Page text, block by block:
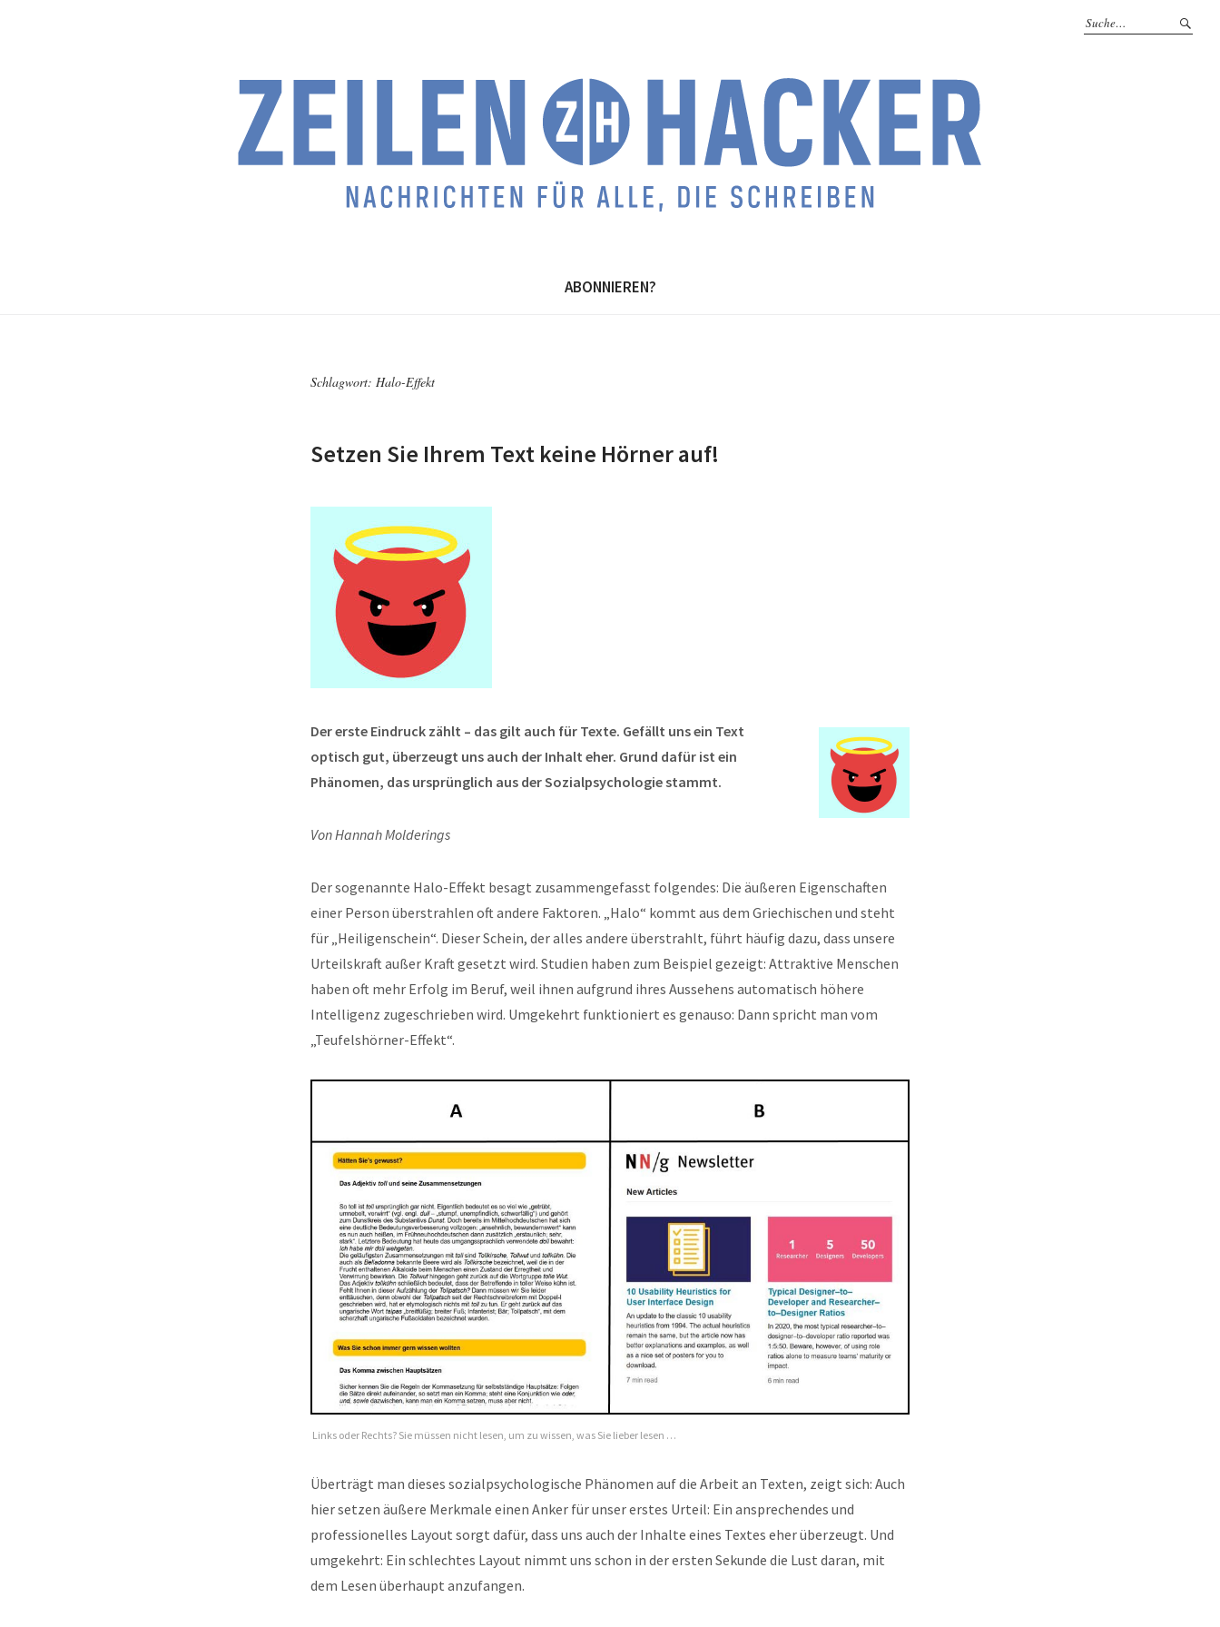
ABONNIEREN?
Schlagwort: Halo-Effekt
Setzen Sie Ihrem Text keine Hörner auf!
Der erste Eindruck zählt – das gilt auch für Texte. Gefällt uns ein Text
optisch gut, überzeugt uns auch der Inhalt eher. Grund dafür ist ein
Phänomen, das ursprünglich aus der Sozialpsychologie stammt.
Von Hannah Molderings
Der sogenannte Halo-Effekt besagt zusammengefasst folgendes: Die äußeren Eigenschaften
einer Person überstrahlen oft andere Faktoren. „Halo“ kommt aus dem Griechischen und steht
für „Heiligenschein“. Dieser Schein, der alles andere überstrahlt, führt häufig dazu, dass unsere
Urteilskraft außer Kraft gesetzt wird. Studien haben zum Beispiel gezeigt: Attraktive Menschen
haben oft mehr Erfolg im Beruf, weil ihnen aufgrund ihres Aussehens automatisch höhere
Intelligenz zugeschrieben wird. Umgekehrt funktioniert es genauso: Dann spricht man vom
„Teufelshörner-Effekt“.
Links oder Rechts? Sie müssen nicht lesen, um zu wissen, was Sie lieber lesen …
Überträgt man dieses sozialpsychologische Phänomen auf die Arbeit an Texten, zeigt sich: Auch
hier setzen äußere Merkmale einen Anker für unser erstes Urteil: Ein ansprechendes und
professionelles Layout sorgt dafür, dass uns auch der Inhalte eines Textes eher überzeugt. Und
umgekehrt: Ein schlechtes Layout nimmt uns schon in der ersten Sekunde die Lust daran, mit
dem Lesen überhaupt anzufangen.